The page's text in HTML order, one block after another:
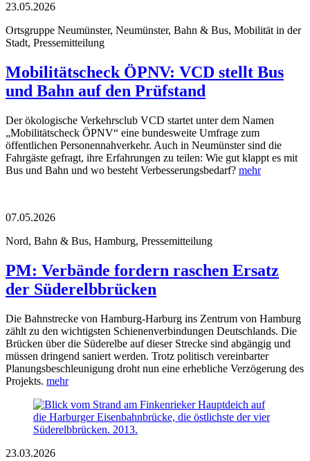
23.05.2026
Ortsgruppe Neumünster, Neumünster, Bahn & Bus, Mobilität in der
Stadt, Pressemitteilung
Mobilitätscheck ÖPNV: VCD stellt Bus
und Bahn auf den Prüfstand
Der ökologische Verkehrsclub VCD startet unter dem Namen
„Mobilitätscheck ÖPNV“ eine bundesweite Umfrage zum
öffentlichen Personennahverkehr. Auch in Neumünster sind die
Fahrgäste gefragt, ihre Erfahrungen zu teilen: Wie gut klappt es mit
Bus und Bahn und wo besteht Verbesserungsbedarf? mehr
07.05.2026
Nord, Bahn & Bus, Hamburg, Pressemitteilung
PM: Verbände fordern raschen Ersatz
der Süderelbbrücken
Die Bahnstrecke von Hamburg-Harburg ins Zentrum von Hamburg
zählt zu den wichtigsten Schienenverbindungen Deutschlands. Die
Brücken über die Süderelbe auf dieser Strecke sind abgängig und
müssen dringend saniert werden. Trotz politisch vereinbarter
Planungsbeschleunigung droht nun eine erhebliche Verzögerung des
Projekts. mehr
23.03.2026